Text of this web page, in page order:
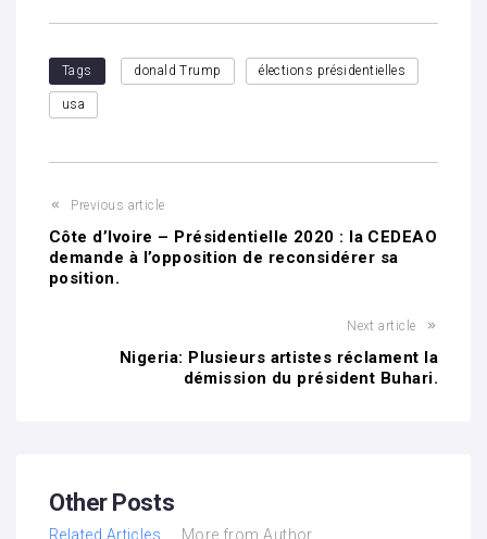
Tags donald Trump élections présidentielles
usa
Previous article
Côte d’Ivoire – Présidentielle 2020 : la CEDEAO
demande à l’opposition de reconsidérer sa
position.
Next article
Nigeria: Plusieurs artistes réclament la
démission du président Buhari.
Other Posts
Related Articles More from Author